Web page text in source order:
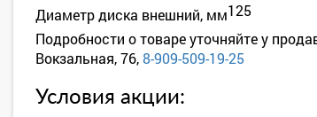
Диаметр диска внешний, мм125
Подробности о товаре уточняйте у
Вокзальная, 76,8-909-509-19-25
Условия акции: